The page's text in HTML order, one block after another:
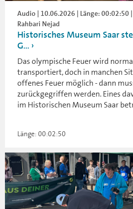
Audio | 10.06.2026 | Länge: 00:02:50 |
Rahbari Nejad
Historisches Museum Saar
G...
Das olympische Feuer wird
transportiert, doch in manchen
offenes Feuer möglich - dann
zurückgegriffen werden. Eines
im Historischen Museum Saar
Länge: 00:02:50